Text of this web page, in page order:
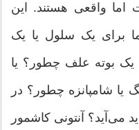
اما واقعی هستند. این
برای یک سلول یا یک
یک بوته علف چطور؟ یا
شامپانزه چطور؟ در
می‌آید؟ آنتونی کاشمور